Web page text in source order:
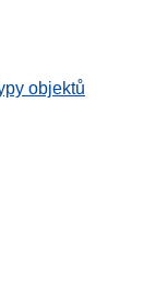
objektů